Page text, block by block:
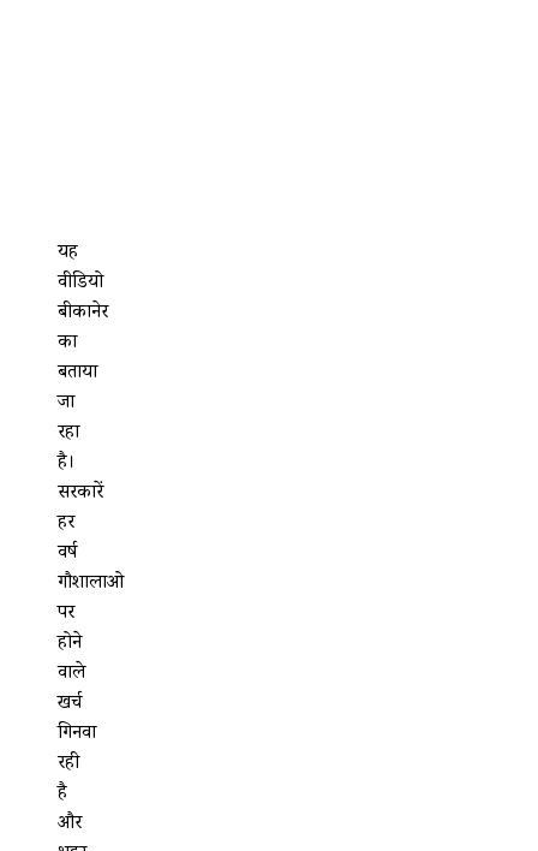
यह
वीडियो
बीकानेर
का
बताया
जा
रहा
है।
सरकारें
हर
वर्ष
गौशालाओ
पर
होने
वाले
खर्च
गिनवा
रही
है
और